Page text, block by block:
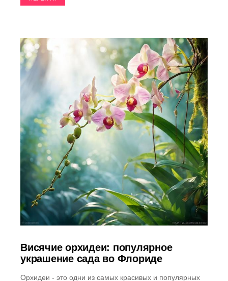
Висячие орхидеи: популярное
украшение сада во Флориде
Орхидеи - это одни из самых красивых и популярных